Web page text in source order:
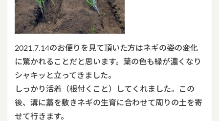
2021.7.14のお便りを見て頂いた方はネギの姿の変化
に驚かれることだと思います。葉の色も緑が濃くなり
シャキッと立ってきました。
しっかり活着（根付くこと）してくれました。この
後、溝に藁を敷きネギの生育に合わせて周りの土を寄
せて行きます。